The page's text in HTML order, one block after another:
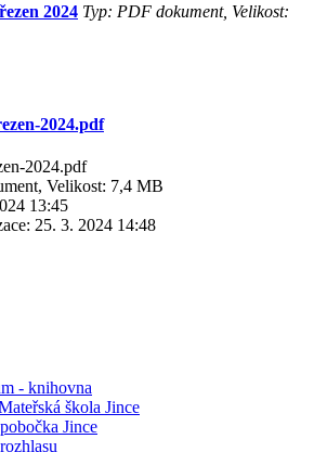
2024 Typ: PDF dokument, Velikost:
2024.pdf
2024.pdf
Velikost: 7,4 MB
13:45
25. 3. 2024 14:48
- knihovna
škola Jince
Jince